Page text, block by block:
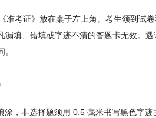
准考证》放在桌子左上角。考生领到试
漏填、错填或字迹不清的答题卡无效。
涂，非选择题须用 0.5 毫米书写黑色字